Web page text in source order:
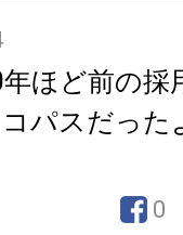
ほど前の採
パスだった
0